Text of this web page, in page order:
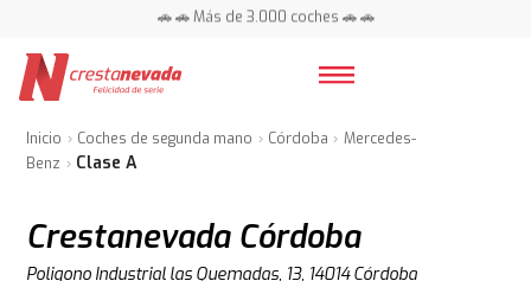
🚗 🚗 Más de 3.000 coches 🚗 🚗
Inicio Coches de segunda mano Córdoba
Mercedes-
Benz
Clase A
Crestanevada Córdoba
Poligono Industrial las Quemadas, 13, 14014 Córdoba